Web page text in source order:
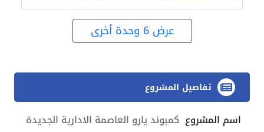
عرض 6 وحدة أخرى
تفاصيل المشروع
اسم المشروع كمبوند يارو العاصمة الادارية الجديدة